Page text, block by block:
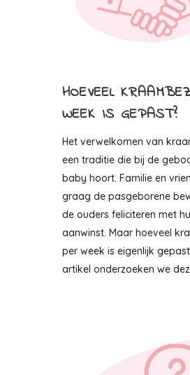
HOEVEEL
WEEK IS GEPAST?
Het verwelkomen van
een traditie die bij de
baby hoort. Familie en
graag de pasgeborene
de ouders feliciteren met
aanwinst. Maar hoeveel
per week is eigenlijk
artikel onderzoeken we